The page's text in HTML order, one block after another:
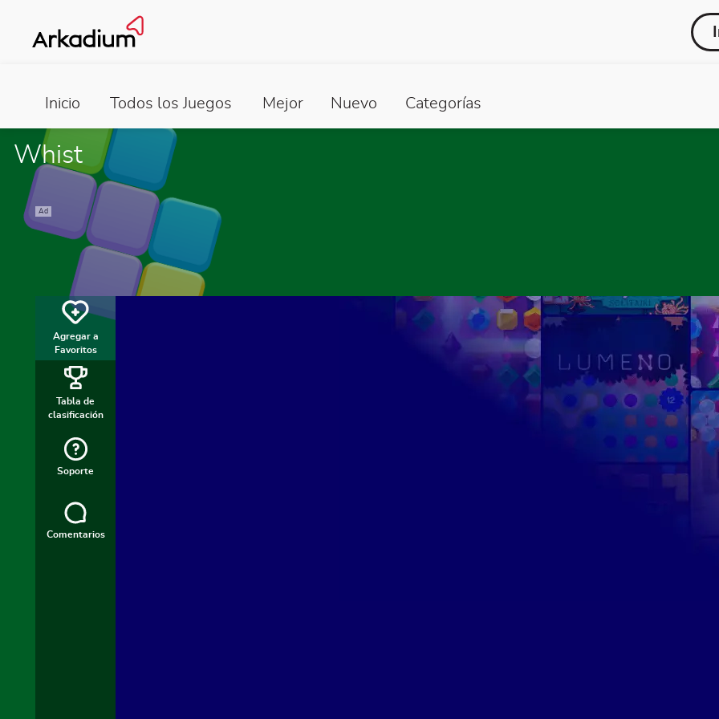
Inicio Todos los Juegos Mejor Nuevo Categorías
Whist
Agregar a
Favoritos
Tabla de
clasificación
Soporte
Comentarios
Ad